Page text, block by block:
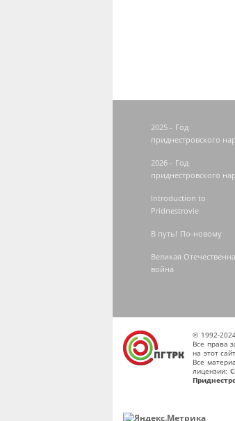
2025 - Год
приднестровского
2026 - Год
приднестровского
Introduction to
Pridnestrovie
В путь! По-новому
Великая
война
© 1992-
Все права
на этот
Все
лицензии: